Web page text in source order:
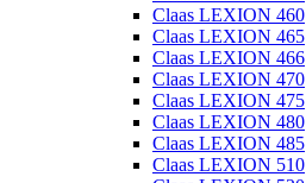
Claas LEXION 460
Claas LEXION 465
Claas LEXION 466
Claas LEXION 470
Claas LEXION 475
Claas LEXION 480
Claas LEXION 485
Claas LEXION 510